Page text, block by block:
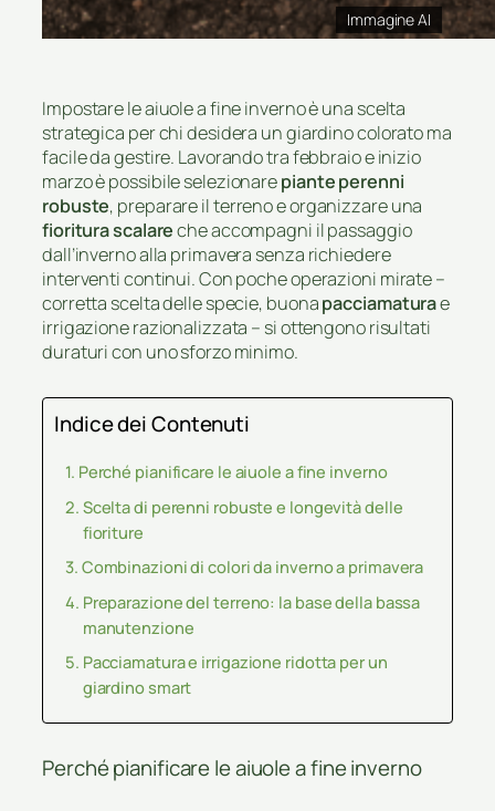
Immagine AI
Impostare le aiuole a fine inverno è una scelta
strategica per chi desidera un giardino colorato ma
facile da gestire. Lavorando tra febbraio e inizio
marzo è possibile selezionarepiante perenni
robuste, preparare il terreno e organizzare una
fioritura scalareche accompagni il passaggio
dall’inverno alla primavera senza richiedere
interventi continui. Con poche operazioni mirate –
corretta scelta delle specie, buonapacciamaturae
irrigazione razionalizzata – si ottengono risultati
duraturi con uno sforzo minimo.
Indice dei Contenuti
Perché pianificare le aiuole a fine inverno
Scelta di perenni robuste e longevità delle
fioriture
Combinazioni di colori da inverno a primavera
Preparazione del terreno: la base della bassa
manutenzione
Pacciamatura e irrigazione ridotta per un
giardino smart
Perché pianificare le aiuole a fine inverno